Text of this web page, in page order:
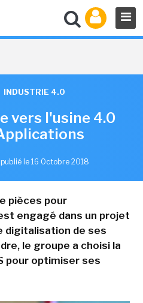
INDUSTRIE 4.0
vers l'usine 4.0
publié le 16 Octobre 2018
pièces pour
engagé dans un projet
digitalisation de ses
le groupe a choisi la
pour optimiser ses